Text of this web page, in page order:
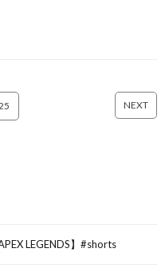
NEXT
LEGENDS】#shorts